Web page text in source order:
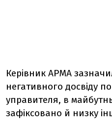
Керівник АРМА
негативного досвіду
управителя, в
зафіксовано й низку